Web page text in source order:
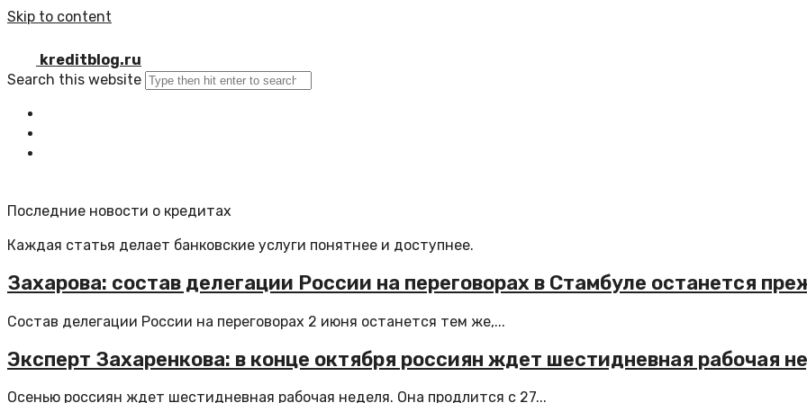
Skip to content
kreditblog.ru
Search this website
Последние новости о кредитах
Каждая статья делает банковские услуги понятнее и доступнее.
Захарова: состав делегации России на переговорах в Стамбуле останется
Состав делегации России на переговорах 2 июня останется тем же,...
Эксперт Захаренкова: в конце октября россиян ждет шестидневная рабочая
Осенью россиян ждет шестидневная рабочая неделя. Она продлится с 27...